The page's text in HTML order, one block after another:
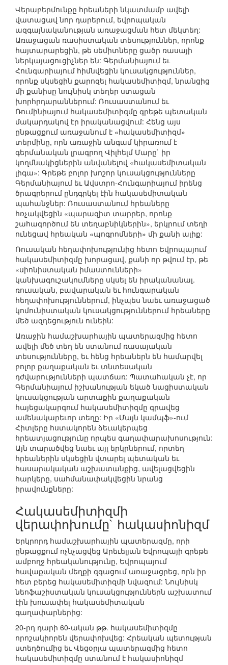
Վերաբերմունքը հրեաների նկատմամբ ավելի
վատացավ նոր դարերում, եվրոպական
ազգայնականության առաջացման հետ մեկտեղ:
Առաջացան ռասիստական տեսություններ, որոնք
հայտարարեցին, թե սեմիտները ցածր ռասայի
ներկայացուցիչներ են: Գերմանիայում եւ
Հունգարիայում հիմնվեցին կուսակցություններ,
որոնք սկսեցին քարոզել հակասեմիտիզմ, նրանցից
մի քանիսը նույնիսկ տեղեր ստացան
խորհրդարաններում: Ռուսաստանում եւ
Ռումինիայում հակասեմիտիզմը գրեթե պետական
մակարդակով էր իրականացվում: Հենց այս
ընթացքում առաջանում է «հակասեմիտիզմ»
տերմինը, որն առաջին անգամ կիրառում է
գերմանական լրագրող Վիլհելմ Մարը` իր
կողմնակիցներին անվանելով «հակասեմիտական
լիգա»: Գրեթե բոլոր խոշոր կուսակցությունները
Գերմանիայում եւ Ավստրո-Հունգարիայում իրենց
ծրագրերում ընդգրկել էին հակասեմիտական
պահանջներ: Ռուսաստանում հրեաները
հռչակվեցին «պարազիտ տարրեր, որոնք
շահագործում են տեղաբնիկներին», երկրում տեղի
ունեցավ հրեական «պոգրոմների» մի քանի ալիք:
Ռուսական հեղափոխությունից հետո Եվրոպայում
հակասեմիտիզմը խորացավ, քանի որ թվում էր, թե
«սիոնիստական իմաստունների»
կանխագուշակումները սկսել են իրականանալ.
ռուսական, բավարական եւ հունգարական
հեղափոխություններում, ինչպես նաեւ առաջացած
կոմունիստական կուսակցություններում հրեաները
մեծ ազդեցություն ունեին:
Առաջին համաշխարհային պատերազմից հետո
ավելի մեծ տեղ են ստանում ռասայական
տեսությունները, եւ հենց հրեաներն են համարվել
բոլոր քաղաքական եւ տնտեսական
դժվարությունների պատճառ: Պատահական չէ, որ
Գերմանիայում իշխանության եկած նացիստական
կուսակցության արտաքին քաղաքական
հայեցակարգում հակասեմիտիզմը գրավեց
ամենակարեւոր տեղը: Իր «Մայն կամպֆ»-ում
Հիտլերը հստակորեն ձեւակերպեց
հրեատյացությունը որպես գաղափարախոսություն:
Այն տարածվեց նաեւ այլ երկրներում, որտեղ
հրեաներին սկսեցին վտարել պետական եւ
հասարակական աշխատանքից, ավելացվեցին
հարկերը, սահմանափակվեցին նրանց
իրավունքները:
Հակասեմիտիզմի
վերափոխումը` հակասիոնիզմ
Երկրորդ համաշխարհային պատերազմը, որի
ընթացքում ոչնչացվեց Արեւելյան Եվրոպայի գրեթե
ամբողջ հրեականությունը, Եվրոպայում
հավաքական մեղքի զգացում առաջացրեց, որն իր
հետ բերեց հակասեմիտիզմի նվազում: Նույնիսկ
նեոֆաշիստական կուսակցություններն աշխատում
էին խուսափել հակասեմիտական
գաղափարներից:
20-րդ դարի 60-ական թթ. հակասեմիտիզմը
որոշակիորեն վերափոխվեց: Հրեական պետության
ստեղծումից եւ Վեցօրյա պատերազմից հետո
հակասեմիտիզմը ստանում է հակասիոնիզմ